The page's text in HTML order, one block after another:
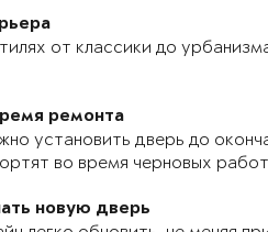
от классики до
ремонта
установить дверь до
во время черновых
новую дверь